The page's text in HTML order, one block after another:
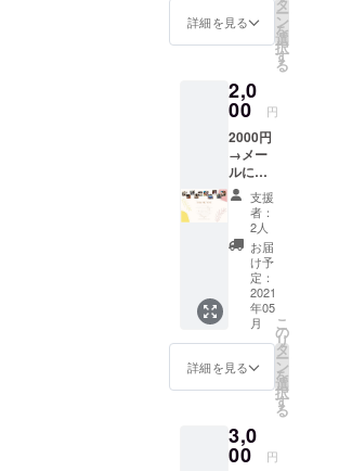
詳細を見る
タ
ー
ン
を
選
択
す
る
2,0
00 円
2000円
→メー
ルにて
オリジ
ナル
Thank
you
メッ
セージ
写真付
きバー
ジョン
を送り
ます
支援
者：
2人
お届
け予
定：
2021
年05
月
詳細を見る
こ
の
リ
タ
ー
ン
を
選
択
す
る
3,0
00 円